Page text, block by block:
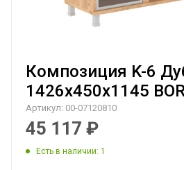
Композиция K-6
1426х450х1145
Артикул: 00-07120810
45 117 ₽
Есть в наличии: 1